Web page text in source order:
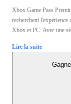
Xbox Game Pass
recherchent l'expérience
Xbox et PC. Avec une
Lire la suite